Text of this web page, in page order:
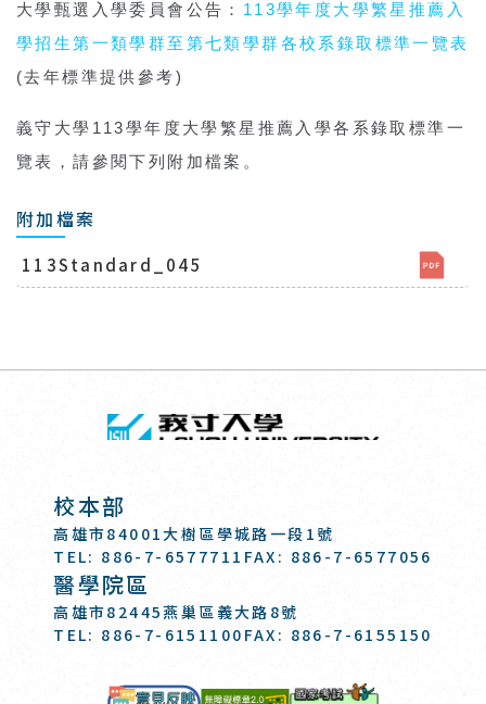
大學甄選入學委員會公告： 113學年度大學繁星推薦入
學招生第一類學群至第七類學群各校系錄取標準一覽表
(去年標準提供參考)
義守大學 113學年度大學繁星推薦入學各系錄取標準一
覽表，請參閱下列附加檔案。
附加檔案
113Standard_045
回頂端
校本部
高雄市84001大樹區學城路一段1號
TEL: 886-7-6577711 FAX: 886-7-6577056
醫學院區
高雄市82445燕巢區義大路8號
TEL: 886-7-6151100 FAX: 886-7-6155150
意見反映 國家考試-電